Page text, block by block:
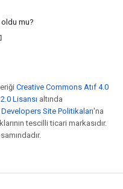
oldu mu?
Creative Commons Atıf 4.0
Lisansı altında
Site Politikaları'na
tescilli ticari markasıdır.